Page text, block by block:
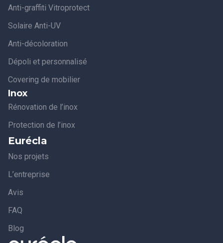
Anti-graffiti Vitroprotect
Solaire Anti-UV
Anti-décoloration
Dépoli et personnalisé
Covering de mobilier
Inox
Rénovation de l’inox
Protection de l’inox
Eurécla
Nos projets
L’entreprise
Avis
FAQ
Blog